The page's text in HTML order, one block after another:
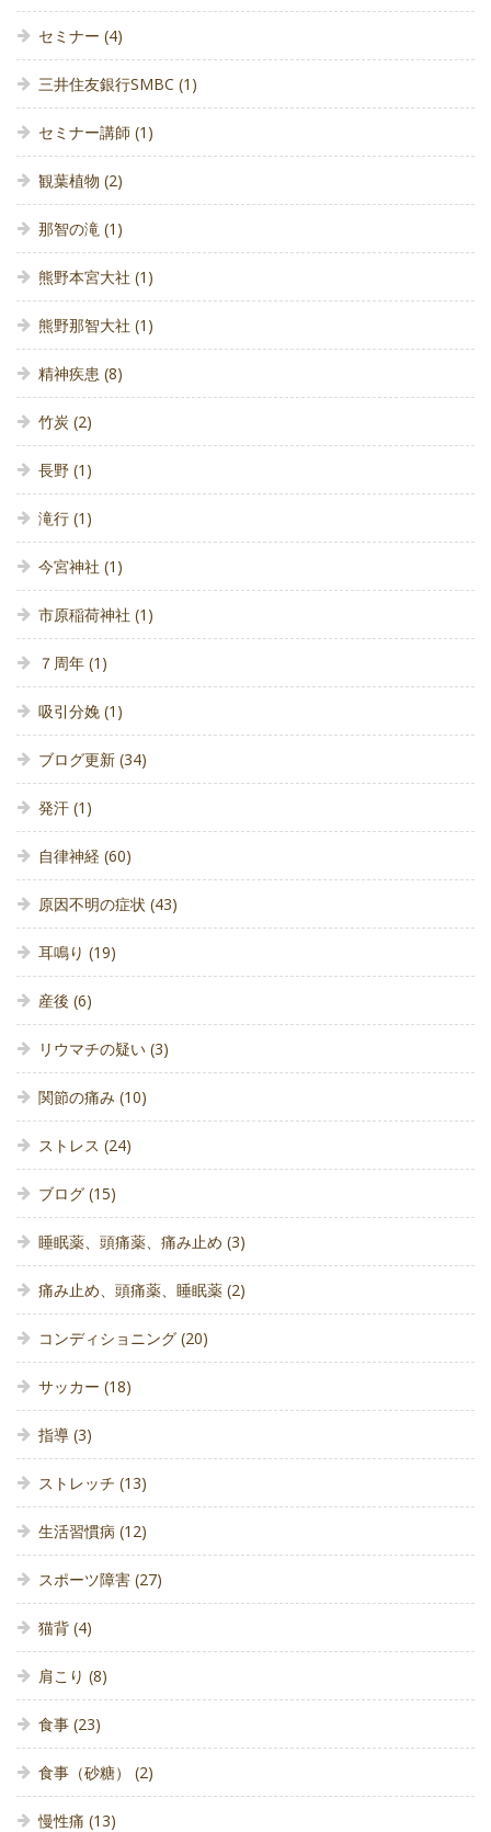
セミナー (4)
三井住友銀行SMBC (1)
セミナー講師 (1)
観葉植物 (2)
那智の滝 (1)
熊野本宮大社 (1)
熊野那智大社 (1)
精神疾患 (8)
竹炭 (2)
長野 (1)
滝行 (1)
今宮神社 (1)
市原稲荷神社 (1)
７周年 (1)
吸引分娩 (1)
ブログ更新 (34)
発汗 (1)
自律神経 (60)
原因不明の症状 (43)
耳鳴り (19)
産後 (6)
リウマチの疑い (3)
関節の痛み (10)
ストレス (24)
ブログ (15)
睡眠薬、頭痛薬、痛み止め (3)
痛み止め、頭痛薬、睡眠薬 (2)
コンディショニング (20)
サッカー (18)
指導 (3)
ストレッチ (13)
生活習慣病 (12)
スポーツ障害 (27)
猫背 (4)
肩こり (8)
食事 (23)
食事（砂糖） (2)
慢性痛 (13)